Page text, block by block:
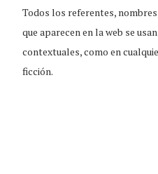
Todos los referentes,
que aparecen en la web se
contextuales, como en
ficción.